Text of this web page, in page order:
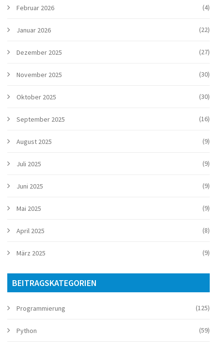
Februar 2026 (4)
Januar 2026 (22)
Dezember 2025 (27)
November 2025 (30)
Oktober 2025 (30)
September 2025 (16)
August 2025 (9)
Juli 2025 (9)
Juni 2025 (9)
Mai 2025 (9)
April 2025 (8)
März 2025 (9)
BEITRAGSKATEGORIEN
Programmierung (125)
Python (59)